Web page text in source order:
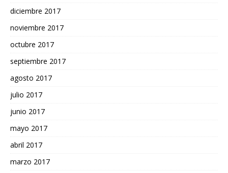
diciembre 2017
noviembre 2017
octubre 2017
septiembre 2017
agosto 2017
julio 2017
junio 2017
mayo 2017
abril 2017
marzo 2017